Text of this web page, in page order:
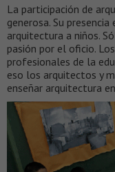
La participación de
generosa. Su
arquitectura a niños.
pasión por el oficio.
profesionales de la
eso los arquitectos y
enseñar arquitectura